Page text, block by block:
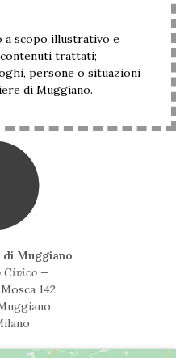
Muggiano
Civico —
142
a scopo illustrativo e
trattati;
persone o situazioni
di Muggiano.